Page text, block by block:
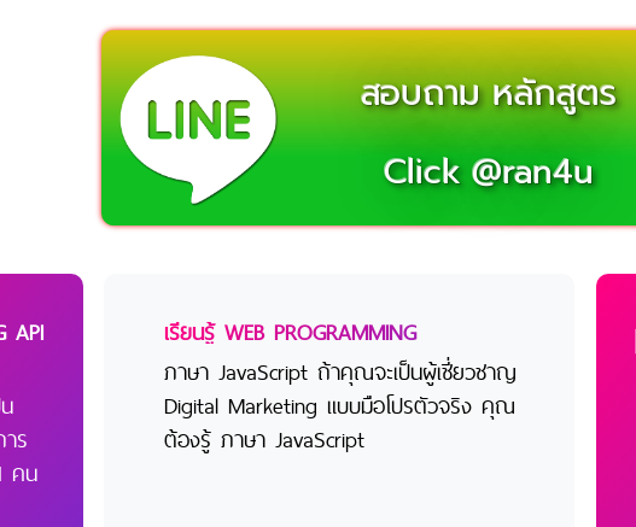
สอบถาม หลักสูตร
Click @ran4u
API
ร
คน
เรียนรู้ WEB PROGRAMMING
ภาษา JavaScript ถ้าคุณจะเป็นผู้เชี่ยวชาญ
Digital Marketing แบบมือโปรตัวจริง คุณ
ต้องรู้ ภาษา JavaScript